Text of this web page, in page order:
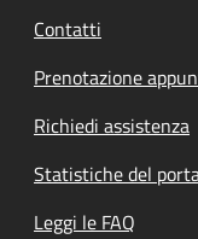
Contatti
Prenotazione
Richiedi assistenza
Statistiche del
Leggi le FAQ